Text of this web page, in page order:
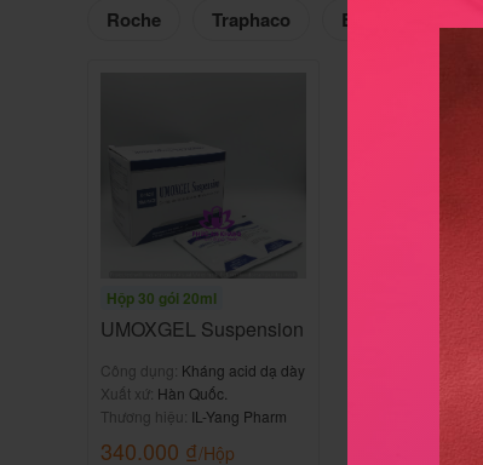
Roche Traphaco Biomedica
Hộp 30 gói 20ml
UMOXGEL Suspension
Công dụng: Kháng acid dạ dày
Xuất xứ: Hàn Quốc.
Thương hiệu: IL-Yang Pharm
340.000 ₫/Hộp